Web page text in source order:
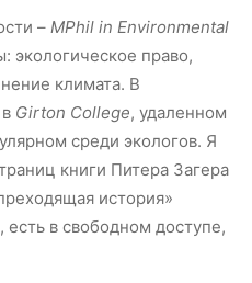
– MPhil in Environmental
экологическое право,
климата. В
Girton College, удаленном
среди экологов. Я
книги Питера Загера
история»
есть в свободном доступе,